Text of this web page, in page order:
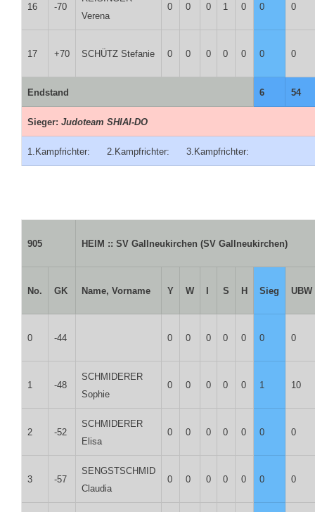
16 -70
Verena
0 0 0 1 0 0 0
17 +70 SCHÜTZ Stefanie 0 0 0 0 0 0 0
Endstand 6 54
Sieger: Judoteam SHIAI-DO
1.Kampfrichter: 2.Kampfrichter: 3.Kampfrichter:
905 HEIM :: SV Gallneukirchen (SV Gallneukirchen)
No. GK Name, Vorname Y W S H Sieg UBW
0 -44 0 0 0 0 0 0 0
1 -48
SCHMIDERER
Sophie
0 0 0 0 0 1 10
2 -52
SCHMIDERER
Elisa
0 0 0 0 0 0 0
3 -57
SENGSTSCHMID
Claudia
0 0 0 0 0 0 0